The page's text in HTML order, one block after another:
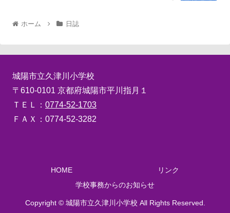
ホーム 日誌
城陽市立久津川小学校
〒610-0101 京都府城陽市平川指月１
ＴＥＬ： 0774-52-1703
ＦＡＸ：0774-52-3282
HOME
リンク
学校事務からのお知らせ
Copyright © 城陽市立久津川小学校 All Rights Reserved.